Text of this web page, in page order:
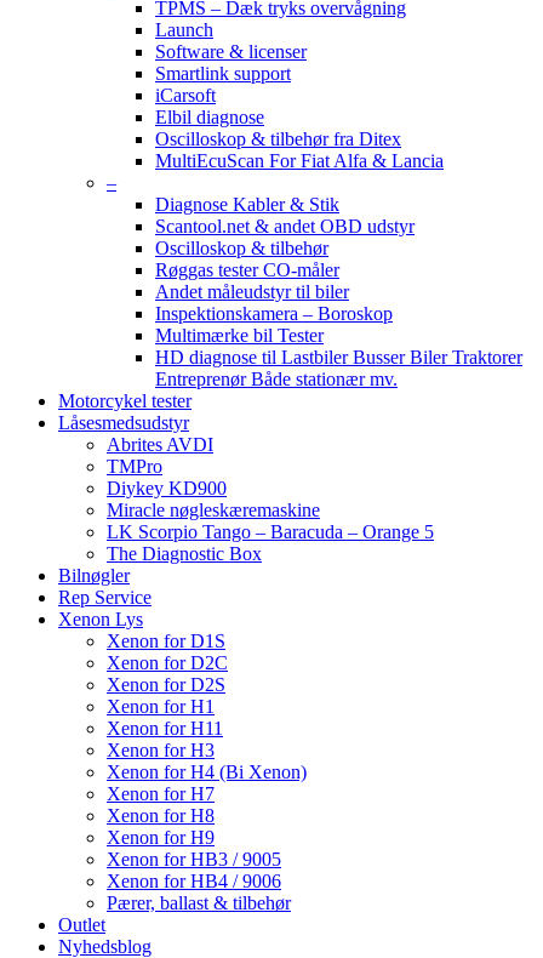
TPMS – Dæk tryks overvågning
Launch
Software & licenser
Smartlink support
iCarsoft
Elbil diagnose
Oscilloskop & tilbehør fra Ditex
MultiEcuScan For Fiat Alfa & Lancia
–
Diagnose Kabler & Stik
Scantool.net & andet OBD udstyr
Oscilloskop & tilbehør
Røggas tester CO-måler
Andet måleudstyr til biler
Inspektionskamera – Boroskop
Multimærke bil Tester
HD diagnose til Lastbiler Busser Biler Traktorer
Entreprenør Både stationær mv.
Motorcykel tester
Låsesmedsudstyr
Abrites AVDI
TMPro
Diykey KD900
Miracle nøgleskæremaskine
LK Scorpio Tango – Baracuda – Orange 5
The Diagnostic Box
Bilnøgler
Rep Service
Xenon Lys
Xenon for D1S
Xenon for D2C
Xenon for D2S
Xenon for H1
Xenon for H11
Xenon for H3
Xenon for H4 (Bi Xenon)
Xenon for H7
Xenon for H8
Xenon for H9
Xenon for HB3 / 9005
Xenon for HB4 / 9006
Pærer, ballast & tilbehør
Outlet
Nyhedsblog